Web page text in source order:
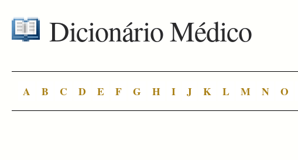
Dicionário Médico
A B C D E F G H I J K L M N O